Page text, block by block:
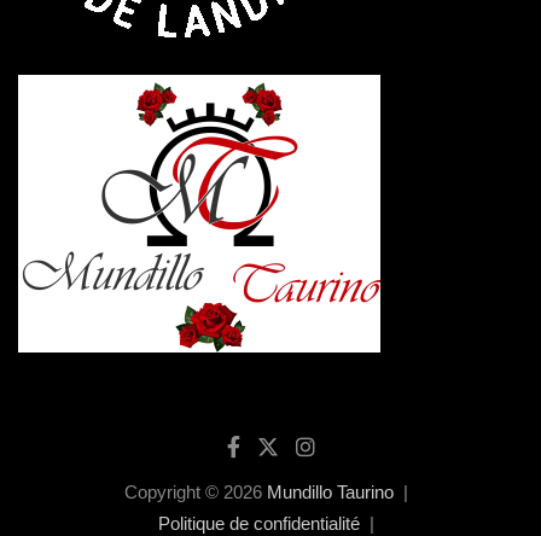
Copyright © 2026 Mundillo Taurino
Politique de confidentialité